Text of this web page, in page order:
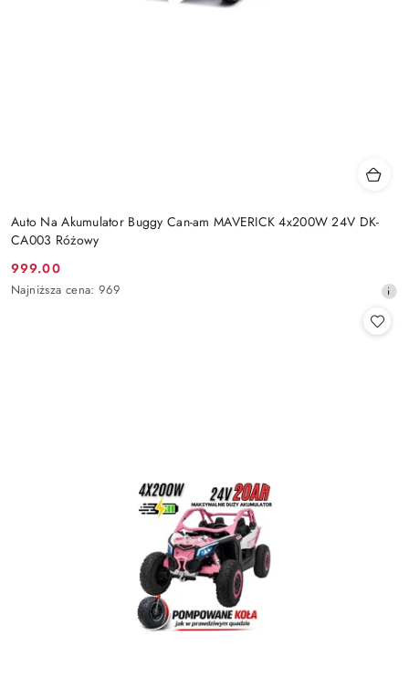
Auto Na Akumulator Buggy Can-am MAVERICK 4x200W 24V DK-
CA003 Różowy
Cena
promocyjna:
999.00
Najniższa
Najniższa cena: 969